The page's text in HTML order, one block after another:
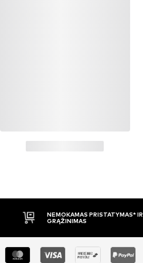
NEMOKAMAS PRISTATYMAS* IR
GRĄŽINIMAS